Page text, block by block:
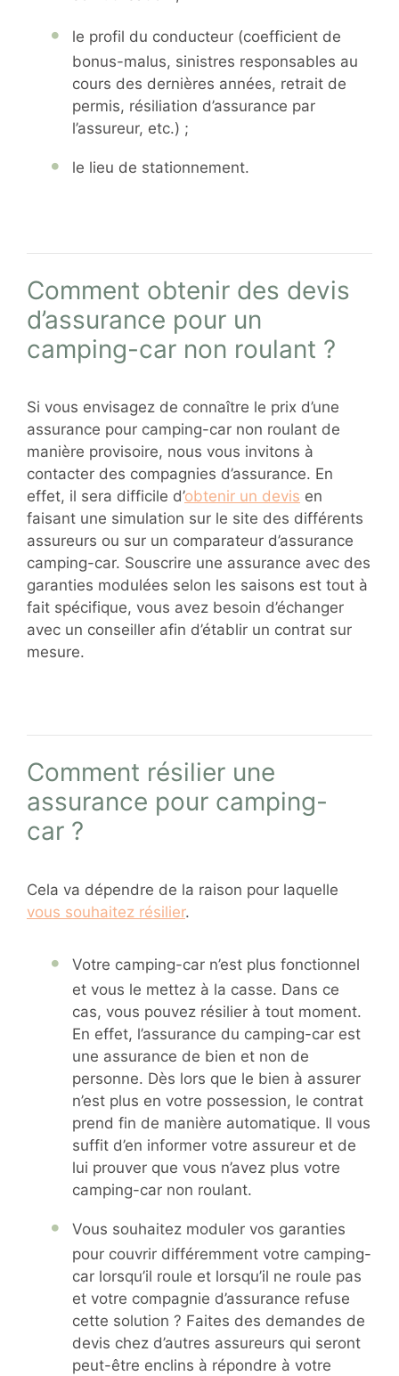
le profil du conducteur (coefficient de
bonus-malus, sinistres responsables au
cours des dernières années, retrait de
permis, résiliation d’assurance par
l’assureur, etc.) ;
le lieu de stationnement.
Comment obtenir des devis
d’assurance pour un
camping-car non roulant ?
Si vous envisagez de connaître le prix d’une
assurance pour camping-car non roulant de
manière provisoire, nous vous invitons à
contacter des compagnies d’assurance. En
effet, il sera difficile d’obtenir un devis en
faisant une simulation sur le site des différents
assureurs ou sur un comparateur d’assurance
camping-car. Souscrire une assurance avec des
garanties modulées selon les saisons est tout à
fait spécifique, vous avez besoin d’échanger
avec un conseiller afin d’établir un contrat sur
mesure.
Comment résilier une
assurance pour camping-
car ?
Cela va dépendre de la raison pour laquelle
vous souhaitez résilier.
Votre camping-car n’est plus fonctionnel
et vous le mettez à la casse. Dans ce
cas, vous pouvez résilier à tout moment.
En effet, l’assurance du camping-car est
une assurance de bien et non de
personne. Dès lors que le bien à assurer
n’est plus en votre possession, le contrat
prend fin de manière automatique. Il vous
suffit d’en informer votre assureur et de
lui prouver que vous n’avez plus votre
camping-car non roulant.
Vous souhaitez moduler vos garanties
pour couvrir différemment votre camping-
car lorsqu’il roule et lorsqu’il ne roule pas
et votre compagnie d’assurance refuse
cette solution ? Faites des demandes de
devis chez d’autres assureurs qui seront
peut-être enclins à répondre à votre